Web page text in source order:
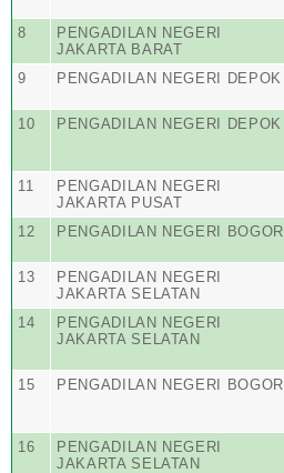
8
PENGADILAN NEGERI
JAKARTA BARAT
9 PENGADILAN NEGERI DEPOK
10 PENGADILAN NEGERI DEPOK
11
PENGADILAN NEGERI
JAKARTA PUSAT
12 PENGADILAN NEGERI BOGOR
13
PENGADILAN NEGERI
JAKARTA SELATAN
14
PENGADILAN NEGERI
JAKARTA SELATAN
15 PENGADILAN NEGERI BOGOR
16
PENGADILAN NEGERI
JAKARTA SELATAN